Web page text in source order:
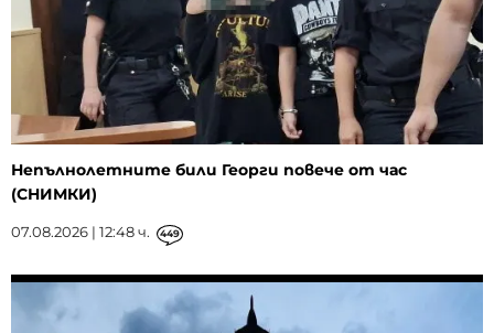
Непълнолетните били Георги повече от час
(СНИМКИ)
07.08.2026 | 12:48 ч. 449